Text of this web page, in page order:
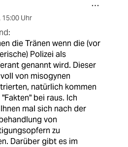
15:00 Uhr
die Tränen wenn die (vor
Polizei als
genannt wird. Dieser
von misogynen
natürlich kommen
bei raus. Ich
mal sich nach der
von
zu
Darüber gibt es im